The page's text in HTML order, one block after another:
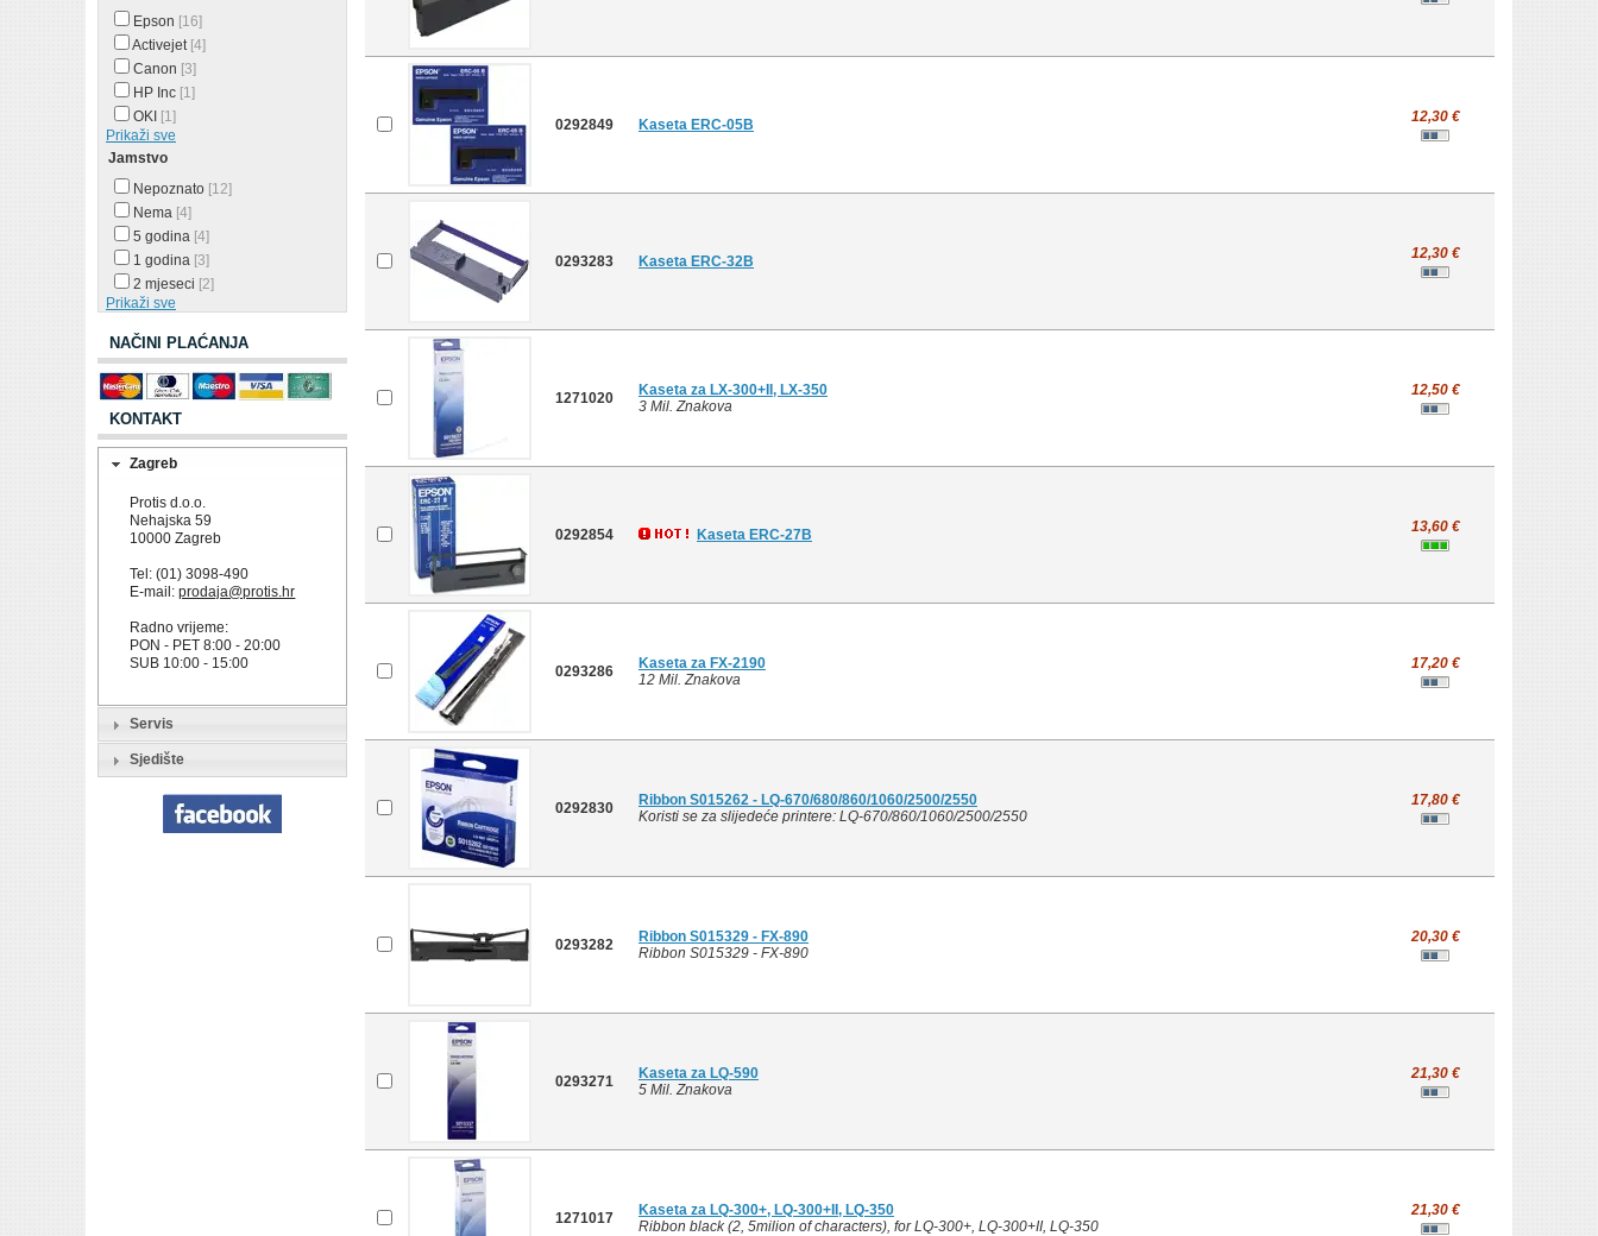
Epson [16]
Activejet [4]
Canon [3]
HP Inc [1]
OKI [1]
Prikaži sve
Jamstvo
Nepoznato [12]
Nema [4]
5 godina [4]
1 godina [3]
2 mjeseci [2]
Prikaži sve
NAČINI PLAĆANJA
KONTAKT
Zagreb
Protis d.o.o.
Nehajska 59
10000 Zagreb
Tel: (01) 3098-490
E-mail:prodaja@protis.hr
Radno vrijeme:
PON - PET 8:00 - 20:00
SUB 10:00 - 15:00
Servis
Sjedište
0292849 Kaseta ERC-05B 12,30 €
0293283 Kaseta ERC-32B 12,30 €
1271020
Kaseta za LX-300+II, LX-350
3 Mil. Znakova
12,50 €
0292854 Kaseta ERC-27B 13,60 €
0293286
Kaseta za FX-2190
12 Mil. Znakova
17,20 €
0292830
Ribbon S015262 - LQ-670/680/860/1060/2500/2550
Koristi se za slijedeće printere: LQ-670/860/1060/2500/2550
17,80 €
0293282
Ribbon S015329 - FX-890
Ribbon S015329 - FX-890
20,30 €
0293271
Kaseta za LQ-590
5 Mil. Znakova
21,30 €
1271017
Kaseta za LQ-300+, LQ-300+II, LQ-350
Ribbon black (2, 5milion of characters), for LQ-300+, LQ-300+II, LQ-350
21,30 €